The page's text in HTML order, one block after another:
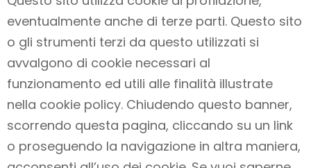
eventualmente anche di terze parti. Questo sito
o gli strumenti terzi da questo utilizzati si
avvalgono di cookie necessari al
funzionamento ed utili alle finalità illustrate
nella cookie policy. Chiudendo questo banner,
scorrendo questa pagina, cliccando su un link
o proseguendo la navigazione in altra maniera,